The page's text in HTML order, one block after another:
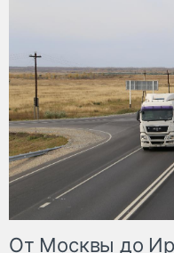
От Москвы до